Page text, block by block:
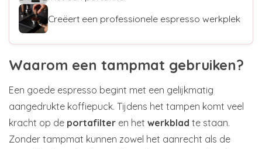
Creëert een professionele espresso werkplek
Waarom een tampmat gebruiken?
Een goede espresso begint met een gelijkmatig
aangedrukte koffiepuck. Tijdens het tampen komt veel
kracht op de portafilter en het werkblad te staan.
Zonder tampmat kunnen zowel het aanrecht als de